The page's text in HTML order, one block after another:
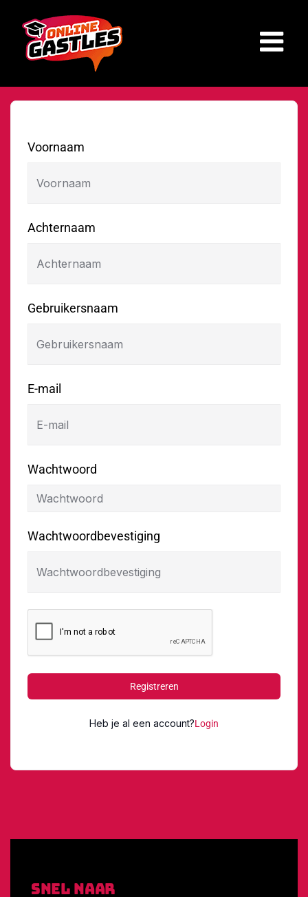
naar
inhoud
Voornaam
Achternaam
Gebruikersnaam
E-mail
Wachtwoord
Wachtwoordbevestiging
Registreren
Heb je al een account?Login
Snel Naar